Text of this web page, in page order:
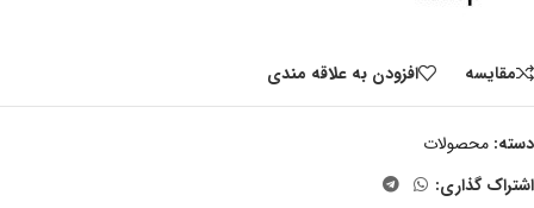
مقايسه افزودن به علاقه مندی
دسته: محصولات
اشتراک گذاری: